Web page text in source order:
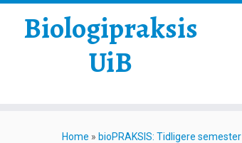
Biologipraksis
UiB
Home » bioPRAKSIS: Tidligere semester